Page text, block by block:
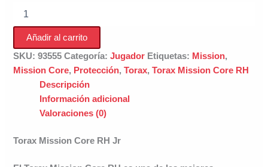
Torax
Hockey
Mission
Core
RH
Añadir al carrito
SKU:93555 Categoría:Jugador Etiquetas: Mission,
Mission Core, Protección,Torax,Torax Mission Core RH
Descripción
Información adicional
Valoraciones (0)
Torax Mission Core RH Jr